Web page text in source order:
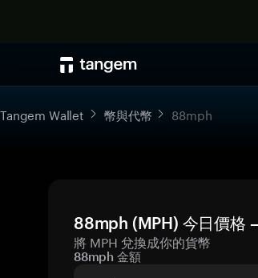
Tangem Wallet 幣與代幣 88mph
88mph (MPH) 今日價格
將 MPH 兌換成你的貨幣
88mph 金額